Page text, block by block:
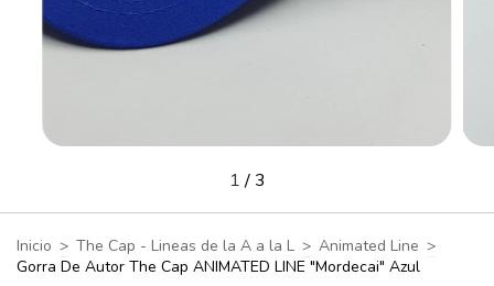
1 / 3
Inicio > The Cap - Lineas de la A a la L > Animated Line >
Gorra De Autor The Cap ANIMATED LINE "Mordecai" Azul